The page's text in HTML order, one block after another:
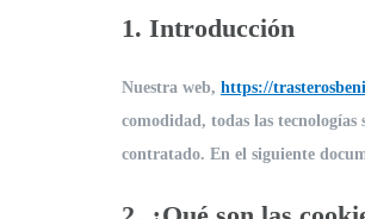
1. Introducción
Nuestra web, https://
comodidad, todas las tecnologías
contratado. En el siguiente